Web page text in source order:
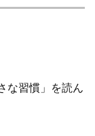
な習慣」を読ん